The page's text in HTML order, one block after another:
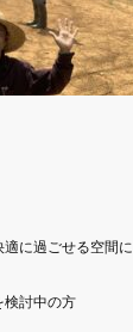
に過ごせる空間に
検討中の方